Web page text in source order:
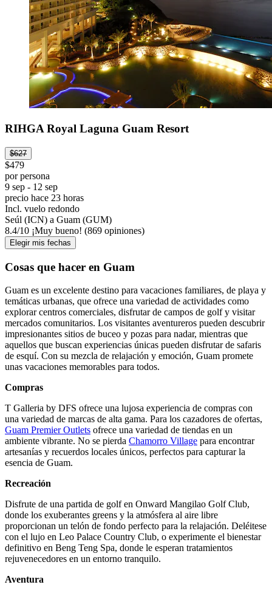
RIHGA Royal Laguna Guam Resort
$627
$479
por persona
9 sep - 12 sep
precio hace 23 horas
Incl. vuelo redondo
Seúl (ICN) a Guam (GUM)
8.4/10 ¡Muy bueno! (869 opiniones)
Elegir mis fechas
Cosas que hacer en Guam
Guam es un excelente destino para vacaciones familiares, de playa y
temáticas urbanas, que ofrece una variedad de actividades como
explorar centros comerciales, disfrutar de campos de golf y visitar
mercados comunitarios. Los visitantes aventureros pueden descubrir
impresionantes sitios de buceo y pozas para nadar, mientras que
aquellos que buscan experiencias únicas pueden disfrutar de safaris
de esquí. Con su mezcla de relajación y emoción, Guam promete
unas vacaciones memorables para todos.
Compras
T Galleria by DFS ofrece una lujosa experiencia de compras con
una variedad de marcas de alta gama. Para los cazadores de ofertas,
Guam Premier Outlets ofrece una variedad de tiendas en un
ambiente vibrante. No se pierda Chamorro Village para encontrar
artesanías y recuerdos locales únicos, perfectos para capturar la
esencia de Guam.
Recreación
Disfrute de una partida de golf en Onward Mangilao Golf Club,
donde los exuberantes greens y la atmósfera al aire libre
proporcionan un telón de fondo perfecto para la relajación. Deléitese
con el lujo en Leo Palace Country Club, o experimente el bienestar
definitivo en Beng Teng Spa, donde le esperan tratamientos
rejuvenecedores en un entorno tranquilo.
Aventura